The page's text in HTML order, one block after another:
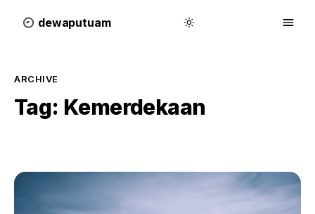
dewaputuam
ARCHIVE
Tag: Kemerdekaan